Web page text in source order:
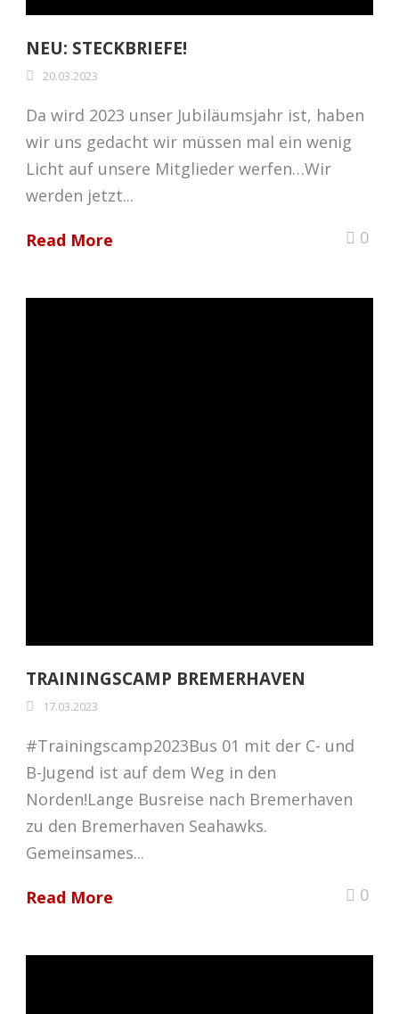
NEU: STECKBRIEFE!
20.03.2023
Da wird 2023 unser Jubiläumsjahr ist, haben
wir uns gedacht wir müssen mal ein wenig
Licht auf unsere Mitglieder werfen…Wir
werden jetzt...
Read More 0
TRAININGSCAMP BREMERHAVEN
17.03.2023
#Trainingscamp2023Bus 01 mit der C- und
B-Jugend ist auf dem Weg in den
Norden!Lange Busreise nach Bremerhaven
zu den Bremerhaven Seahawks.
Gemeinsames...
Read More 0